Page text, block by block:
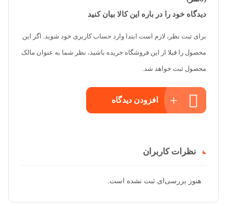
دیدگاه خود را در باره این کالا بیان کنید
برای ثبت نظر، لازم است ابتدا وارد حساب کاربری خود شوید. اگر این
محصول را قبلا از این فروشگاه خریده باشید، نظر شما به عنوان مالک
محصول ثبت خواهد شد.
افزودن دیدگاه
نظرات کاربران
هنوز بررسی‌ای ثبت نشده است.